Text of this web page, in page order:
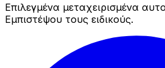
Επιλεγμένα μεταχειρισμένα
Εμπιστέψου τους ειδικούς.